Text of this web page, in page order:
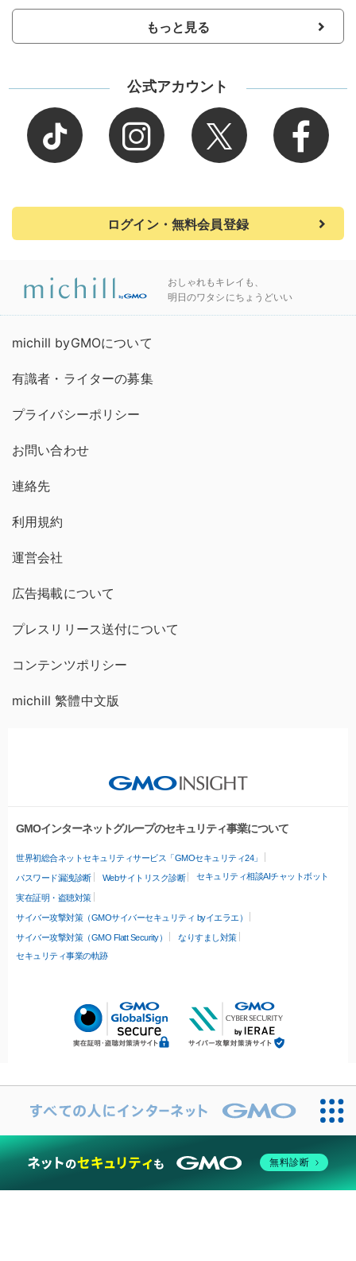
もっと見る
公式アカウント
ログイン・無料会員登録
おしゃれもキレイも、
明日のワタシにちょうどいい
michill byGMOについて
有識者・ライターの募集
プライバシーポリシー
お問い合わせ
連絡先
利用規約
運営会社
広告掲載について
プレスリリース送付について
コンテンツポリシー
michill 繁體中文版
GMOインターネットグループのセキュリティ事業について
世界初総合ネットセキュリティサービス「GMOセキュリティ24」
パスワード漏洩診断 Webサイトリスク診断 セキュリティ相談AIチャットボット
実在証明・盗聴対策
サイバー攻撃対策（GMOサイバーセキュリティ byイエラエ）
サイバー攻撃対策（GMO Flatt Security）
なりすまし対策
セキュリティ事業の軌跡
無料診断